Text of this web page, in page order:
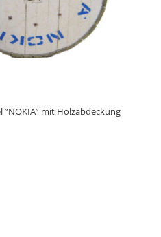
”NOKIA” mit Holzabdeckung